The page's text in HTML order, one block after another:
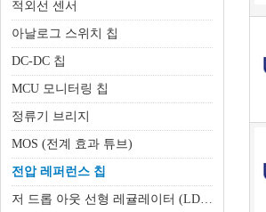
적외선 센서
아날로그 스위치 칩
DC-DC 칩
MCU 모니터링 칩
정류기 브리지
MOS (전계 효과 튜브)
전압 레퍼런스 칩
저 드롭 아웃 선형 레귤레이터 (LDO)